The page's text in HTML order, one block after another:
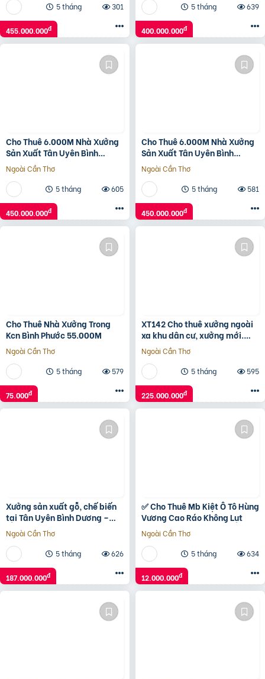
5 tháng
301
455.000.000đ
5 tháng
639
400.000.000đ
Cho Thuê 6.000M Nhà Xưởng
Sản Xuất Tân Uyên Bình
Dương
Ngoài Cần Thơ
5 tháng
605
450.000.000đ
Cho Thuê 6.000M Nhà Xưởng
Sản Xuất Tân Uyên Bình
Dương
Ngoài Cần Thơ
5 tháng
581
450.000.000đ
Cho Thuê Nhà Xưởng Trong
Kcn Bình Phước 55.000M
Ngoài Cần Thơ
5 tháng
579
75.000đ
XT142 Cho thuê xưởng ngoài
xa khu dân cư, xưởng mới.
tiếp nhận nhiều ngành nghề
SX
Ngoài Cần Thơ
5 tháng
595
225.000.000đ
Xưởng sản xuất gỗ, chế biến
tại Tân Uyên Bình Dương –
gần VISIP 3, điện 1000KVA
Ngoài Cần Thơ
5 tháng
626
187.000.000đ
✅ Cho Thuê Mb Kiệt Ô Tô Hùng
Vương Cao Ráo Không Lụt
Ngoài Cần Thơ
5 tháng
634
12.000.000đ